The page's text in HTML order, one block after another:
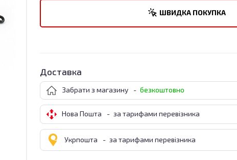
ШВИДКА ПОКУПКА
Доставка
Забрати з магазину - безкоштовно
Нова Пошта - за тарифами перевізника
Укрпошта - за тарифами перевізника